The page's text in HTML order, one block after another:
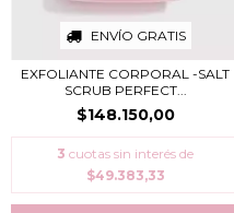
ENVÍO GRATIS
EXFOLIANTE CORPORAL -SALT
SCRUB PERFECT...
$148.150,00
3 cuotas sin interés de
$49.383,33